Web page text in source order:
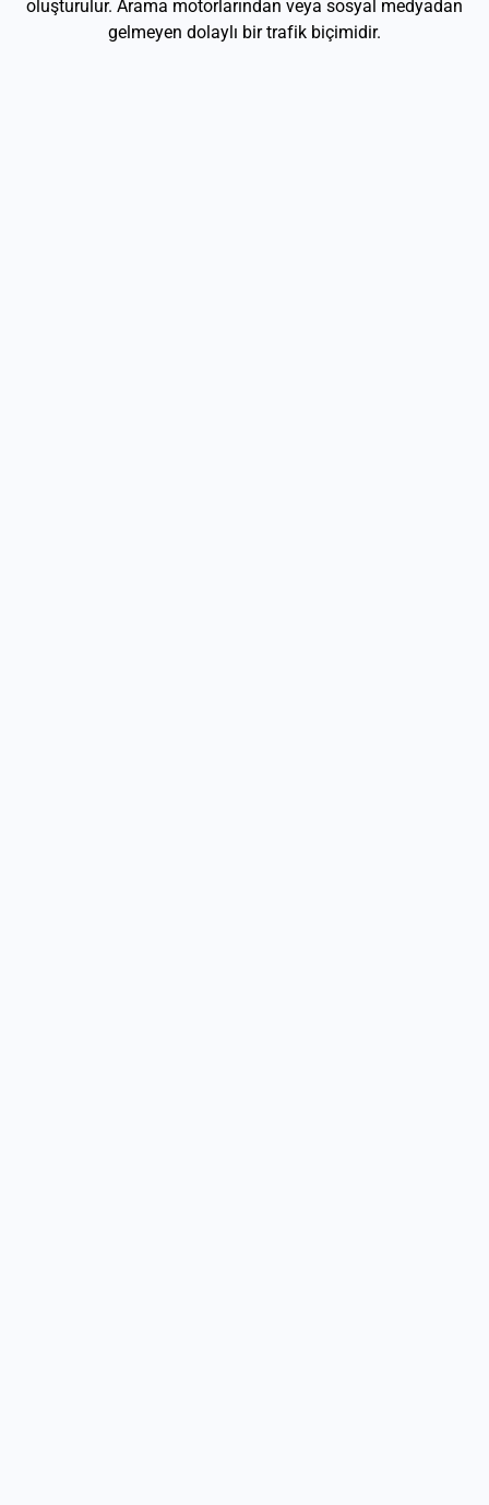
oluşturulur. Arama motorlarından veya sosyal medyadan
gelmeyen dolaylı bir trafik biçimidir.